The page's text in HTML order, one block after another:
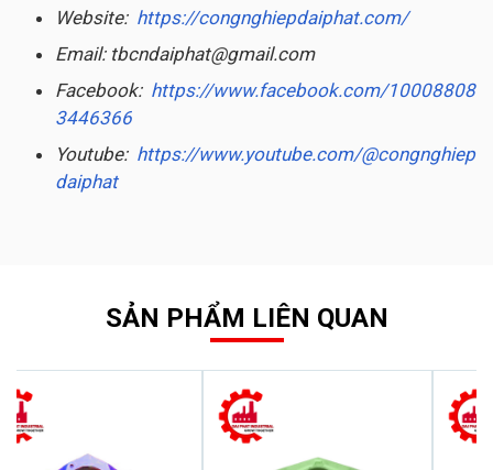
Website: https://congnghiepdaiphat.com/
Email: tbcndaiphat@gmail.com
Facebook: https://www.facebook.com/10008808
3446366
Youtube: https://www.youtube.com/@congnghiep
daiphat
SẢN PHẨM LIÊN QUAN